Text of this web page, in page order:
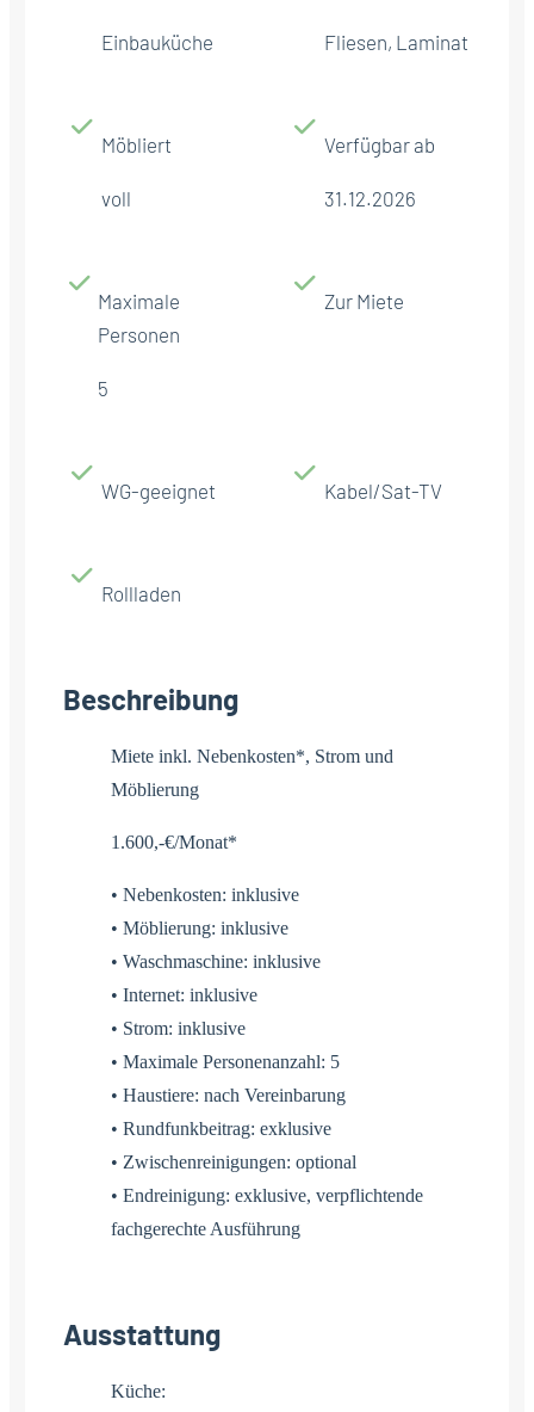
Einbauküche Fliesen, Laminat
Möbliert
voll
Verfügbar ab
31.12.2026
Maximale
Personen
5
Zur Miete
WG-geeignet Kabel/Sat-TV
Rollladen
Beschreibung
Miete inkl. Nebenkosten*, Strom und
Möblierung
1.600,-€/Monat*
• Nebenkosten: inklusive
• Möblierung: inklusive
• Waschmaschine: inklusive
• Internet: inklusive
• Strom: inklusive
• Maximale Personenanzahl: 5
• Haustiere: nach Vereinbarung
• Rundfunkbeitrag: exklusive
• Zwischenreinigungen: optional
• Endreinigung: exklusive, verpflichtende
fachgerechte Ausführung
Ausstattung
Küche: